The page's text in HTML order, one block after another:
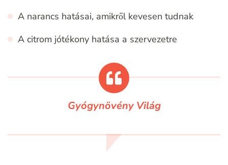
A narancs hatásai, amikről kevesen tudnak
A citrom jótékony hatása a szervezetre
Gyógynövény Világ